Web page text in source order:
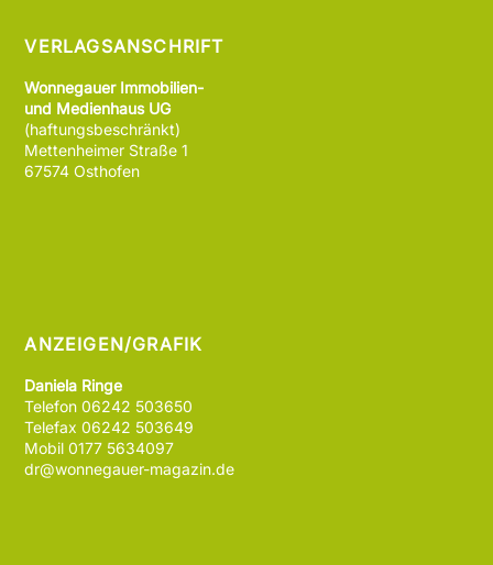
VERLAGSANSCHRIFT
Wonnegauer Immobilien-
und Medienhaus UG
(haftungsbeschränkt)
Mettenheimer Straße 1
67574 Osthofen
ANZEIGEN/GRAFIK
Daniela Ringe
Telefon 06242 503650
Telefax 06242 503649
Mobil 0177 5634097
dr@wonnegauer-magazin.de